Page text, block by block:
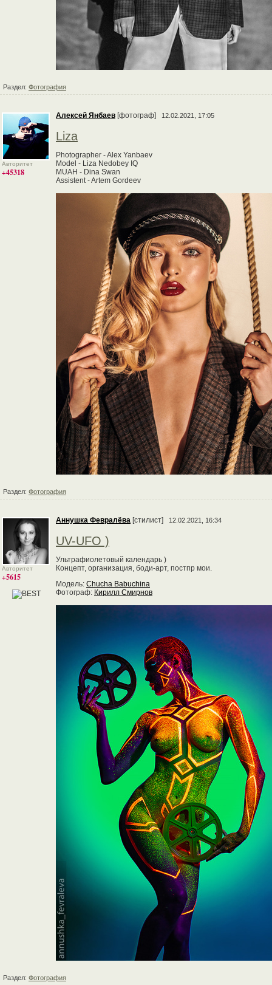
Раздел: Фотография
Авторитет
+45318
Алексей Янбаев [фотограф] 12.02.2021, 17:05
Liza
Photographer - Alex Yanbaev
Model - Liza Nedobey IQ
MUAH - Dina Swan
Assistent - Artem Gordeev
Раздел: Фотография
Авторитет
+5615
Аннушка Февралёва [стилист] 12.02.2021, 16:34
UV-UFO )
Ультрафиолетовый календарь )
Концепт, организация, боди-арт, постпр мои.
Модель: Chucha Babuchina
Фотограф: Кирилл Смирнов
Раздел: Фотография